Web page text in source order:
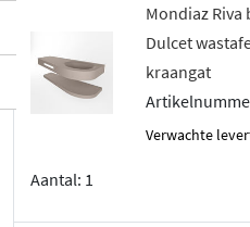
Mondiaz Riva
Dulcet
kraangat
Verwachte
Aantal: 1